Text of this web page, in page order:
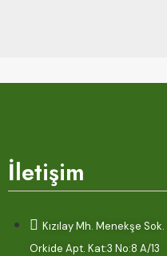
İletişim
Kızılay Mh. Menekşe Sok.
Orkide Apt. Kat:3 No:8 A/13